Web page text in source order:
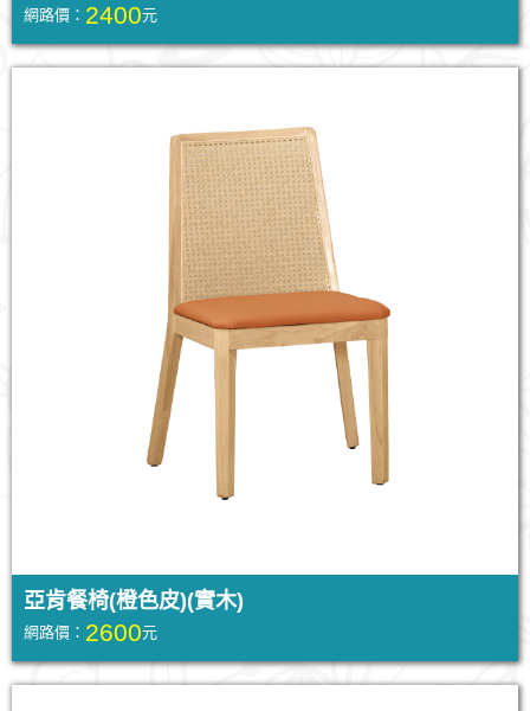
網路價： 2400元
亞肯餐椅(橙色皮)(實木)
網路價： 2600元